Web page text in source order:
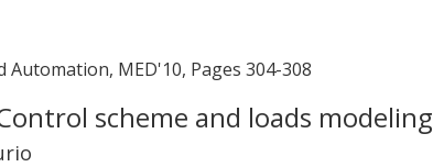
MED'10, Pages 304-308
scheme and loads modeling